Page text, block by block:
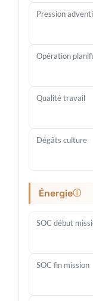
Pression
Opération
Qualité travail
Dégâts culture
Énergieⓘ
SOC début
SOC fin mission